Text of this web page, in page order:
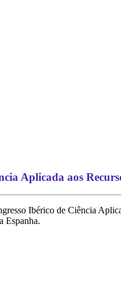
Aplicada aos
Ibérico de Ciência
Espanha.